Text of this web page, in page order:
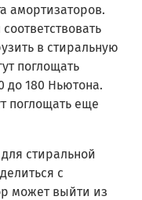
амортизаторов.
в стиральную
поглощать
до 180 Ньютона.
поглощать еще
стиральной
с
может выйти из